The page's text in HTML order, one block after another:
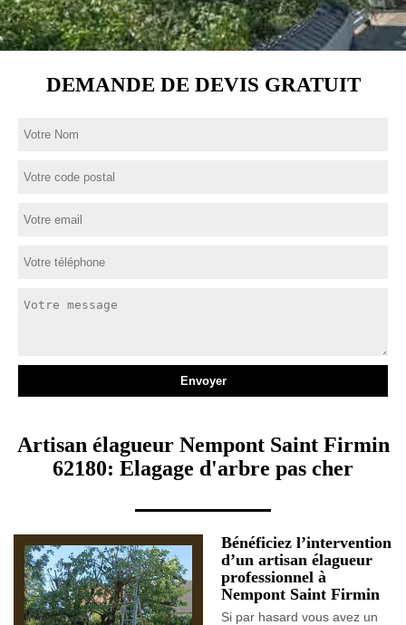
DEMANDE DE DEVIS GRATUIT
Artisan élagueur Nempont Saint Firmin
62180: Elagage d'arbre pas cher
Bénéficiez l’intervention
d’un artisan élagueur
professionnel à
Nempont Saint Firmin
Si par hasard vous avez un